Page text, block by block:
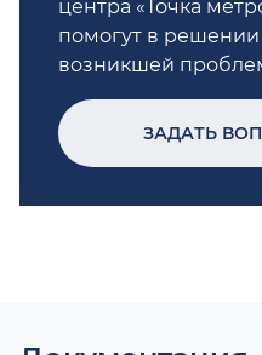
центра «Точка
помогут в решении
возникшей
ЗАДАТЬ